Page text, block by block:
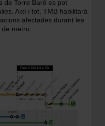
de Torre Baró es pot
Així i tot, TMB habilitarà
afectades durant les
metro.